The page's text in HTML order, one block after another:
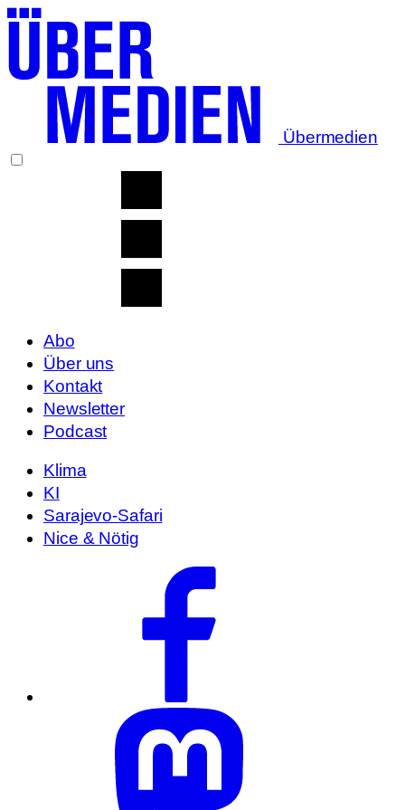
Übermedien
Abo
Über uns
Kontakt
Newsletter
Podcast
Klima
KI
Sarajevo-Safari
Nice & Nötig